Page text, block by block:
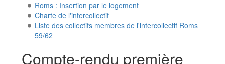
Roms : Insertion par le logement
Charte de l'intercollectif
Liste des collectifs membres de l'intercollectif Roms
59/62
Compte-rendu première